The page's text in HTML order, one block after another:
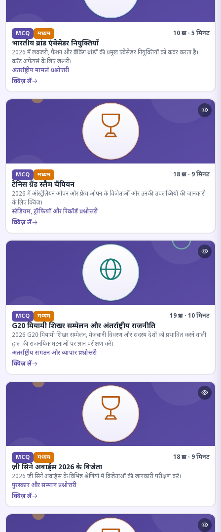
MCQ मध्यम 10 प्रश्न · 5 मिनट
भारतीय ब्रांड एंबेसेडर नियुक्तियाँ
2026 में लक्जरी, फैशन और बैंकिंग ब्रांडों की प्रमुख एंबेसेडर नियुक्तियों को कवर करता है।
करेंट अफेयर्स के लिए जरूरी।
अंतर्राष्ट्रीय मामले प्रश्नोत्तरी
क्विज़ लें
MCQ मध्यम 18 प्रश्न · 9 मिनट
टेनिस ग्रैंड स्लैम चैंपियन
2026 में ऑस्ट्रेलियन ओपन और फ्रेंच ओपन के विजेताओं और उनकी उपलब्धियों की जानकारी
के लिए क्विज़।
स्टेडियम, ट्रॉफियाँ और रिकॉर्ड प्रश्नोत्तरी
क्विज़ लें
MCQ मध्यम 19 प्रश्न · 10 मिनट
G20 मियामी शिखर सम्मेलन और अंतर्राष्ट्रीय राजनीति
2026 G20 मियामी शिखर सम्मेलन, मेजबानी विवरण और सदस्य देशों को प्रभावित करने वाली
हाल की राजनयिक घटनाओं पर ज्ञान परीक्षण करें।
अंतर्राष्ट्रीय संगठन और व्यापार प्रश्नोत्तरी
क्विज़ लें
MCQ मध्यम 18 प्रश्न · 9 मिनट
ज़ी सिने अवार्ड्स 2026 के विजेता
2026 जी सिने अवार्ड्स के विभिन्न श्रेणियों में विजेताओं की जानकारी परीक्षण करें।
पुरस्कार और सम्मान प्रश्नोत्तरी
क्विज़ लें